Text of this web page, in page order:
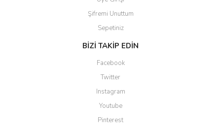
Şifremi Unuttum
Sepetiniz
BİZİ TAKİP EDİN
Facebook
Twitter
Instagram
Youtube
Pinterest